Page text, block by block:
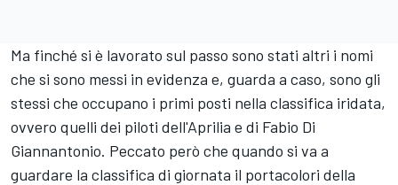
Ma finché si è lavorato sul passo sono stati altri i nomi
che si sono messi in evidenza e, guarda a caso, sono gli
stessi che occupano i primi posti nella classifica iridata,
ovvero quelli dei piloti dell'Aprilia e di Fabio Di
Giannantonio. Peccato però che quando si va a
guardare la classifica di giornata il portacolori della